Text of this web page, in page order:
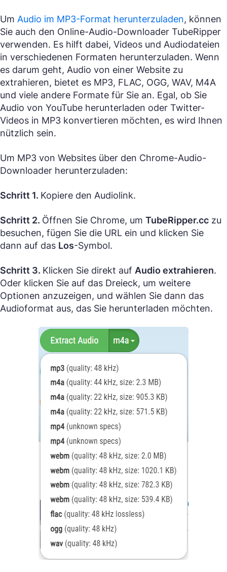
Um Audio im MP3-Format herunterzuladen, können
Sie auch den Online-Audio-Downloader TubeRipper
verwenden. Es hilft dabei, Videos und Audiodateien
in verschiedenen Formaten herunterzuladen. Wenn
es darum geht, Audio von einer Website zu
extrahieren, bietet es MP3, FLAC, OGG, WAV, M4A
und viele andere Formate für Sie an. Egal, ob Sie
Audio von YouTube herunterladen oder Twitter-
Videos in MP3 konvertieren möchten, es wird Ihnen
nützlich sein.
Um MP3 von Websites über den Chrome-Audio-
Downloader herunterzuladen:
Schritt 1. Kopiere den Audiolink.
Schritt 2. Öffnen Sie Chrome, um TubeRipper.cc zu
besuchen, fügen Sie die URL ein und klicken Sie
dann auf das Los-Symbol.
Schritt 3. Klicken Sie direkt auf Audio extrahieren.
Oder klicken Sie auf das Dreieck, um weitere
Optionen anzuzeigen, und wählen Sie dann das
Audioformat aus, das Sie herunterladen möchten.